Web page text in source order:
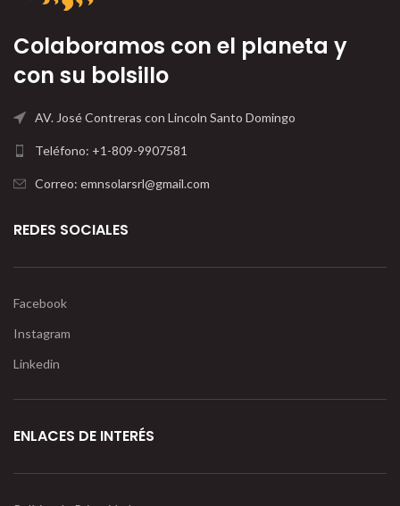
Colaboramos con el planeta y
con su bolsillo
AV. José Contreras con Lincoln Santo Domingo
Teléfono: +1-809-9907581
Correo: emnsolarsrl@gmail.com
REDES SOCIALES
Facebook
Instagram
Linkedin
ENLACES DE INTERÉS